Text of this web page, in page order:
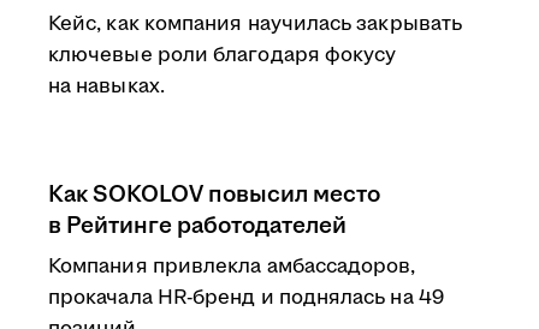
Кейс, как компания научилась закрывать
ключевые роли благодаря фокусу
на навыках.
Как SOKOLOV повысил место
в Рейтинге работодателей
Компания привлекла амбассадоров,
прокачала HR-бренд и поднялась на 49